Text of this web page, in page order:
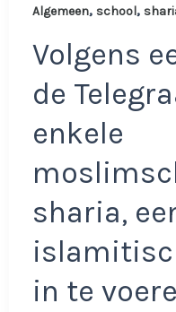
Algemeen, school,
Volgens
de
enkele
sharia,
in te